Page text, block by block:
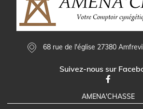
68 rue de l'église 27380
Suivez-nous sur
AMENA'CHASSE